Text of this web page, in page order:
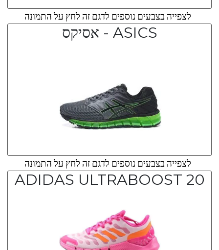
לצפייה בצבעים נוספים לדגם זה לחץ על התמונה
ASICS - אסיקס
לצפייה בצבעים נוספים לדגם זה לחץ על התמונה
ADIDAS ULTRABOOST 20